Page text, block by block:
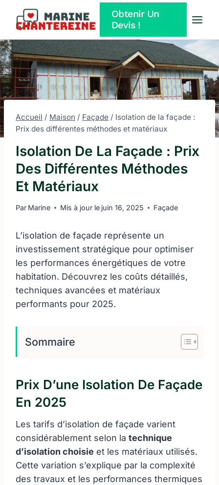
contenu
Obtenir Un
Devis !
Accueil / Maison / Façade / Isolation de la façade :
Prix des différentes méthodes et matériaux
Isolation De La Façade : Prix
Des Différentes Méthodes
Et Matériaux
Par Marine Mis à jour le juin 16, 2025 Façade
L’isolation de façade représente un
investissement stratégique pour optimiser
les performances énergétiques de votre
habitation. Découvrez les coûts détaillés,
techniques avancées et matériaux
performants pour 2025.
Sommaire
Prix D’une Isolation De Façade
En 2025
Les tarifs d’isolation de façade varient
considérablement selon la technique
d’isolation choisie et les matériaux utilisés.
Cette variation s’explique par la complexité
des travaux et les performances thermiques